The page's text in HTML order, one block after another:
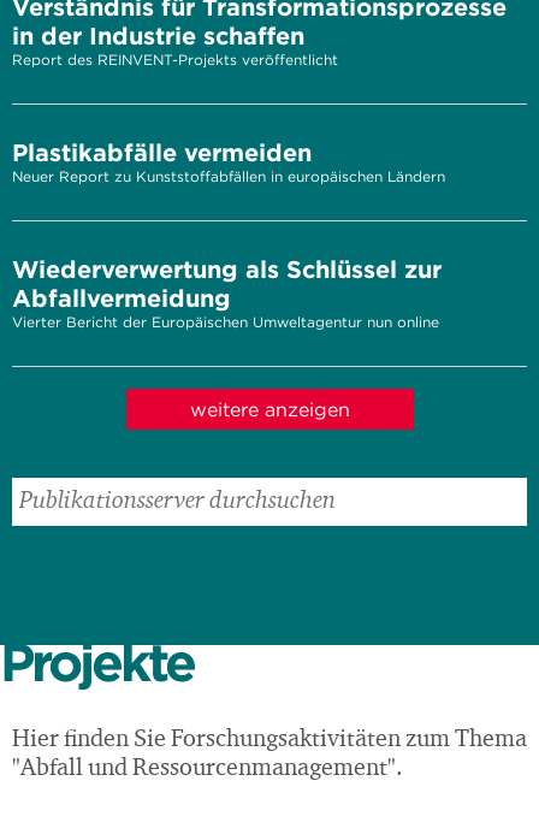
Verständnis für Transformationsprozesse
in der Industrie schaffen
Report des REINVENT-Projekts veröffentlicht
Plastikabfälle vermeiden
Neuer Report zu Kunststoffabfällen in europäischen Ländern
Wiederverwertung als Schlüssel zur
Abfallvermeidung
Vierter Bericht der Europäischen Umweltagentur nun online
weitere anzeigen
Projekte
Hier finden Sie Forschungsaktivitäten zum Thema
"Abfall und Ressourcenmanagement".